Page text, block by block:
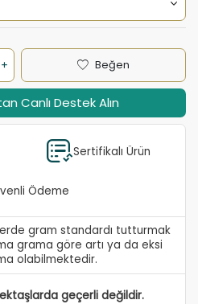
Beğen
Canlı Destek Alın
Sertifikalı Ürün
Ödeme
gram standardı tutturmak
grama göre artı ya da eksi
olabilmektedir.
geçerli değildir.